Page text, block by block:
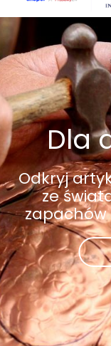
Dla
Odkryj
ze